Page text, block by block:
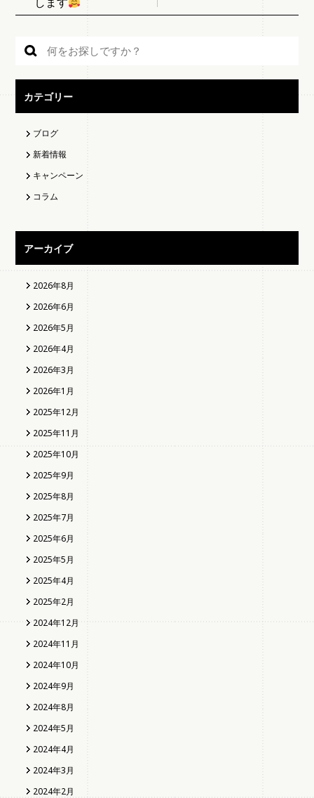
カテゴリー
ブログ
新着情報
キャンペーン
コラム
アーカイブ
2026年8月
2026年6月
2026年5月
2026年4月
2026年3月
2026年1月
2025年12月
2025年11月
2025年10月
2025年9月
2025年8月
2025年7月
2025年6月
2025年5月
2025年4月
2025年2月
2024年12月
2024年11月
2024年10月
2024年9月
2024年8月
2024年5月
2024年4月
2024年3月
2024年2月